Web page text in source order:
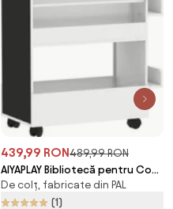
439,99 RON489,99 RON
AIYAPLAY Bibliotecă pentru Copii
3-8 Ani pe Două Părți, Raft de
Jucării cu Roți și Tablă Neagră,
De colț, fabricate din PAL
(1)